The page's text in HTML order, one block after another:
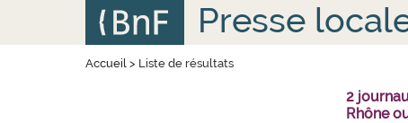
Presse
Accueil> Liste de résultats
2
Rhône
Panneau de gestion des cookies